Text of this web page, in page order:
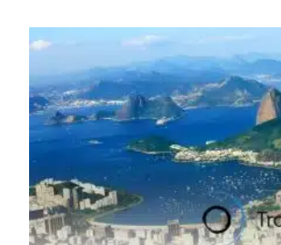
insumo, a sucata, devido, sobretudo, ao
pela matéria-prima.